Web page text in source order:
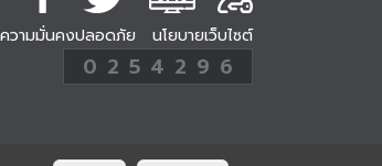
ความมั่นคงปลอดภัย นโยบายเว็บไซต์
254296
ครั้ง
0 2 5 4 2 9 6